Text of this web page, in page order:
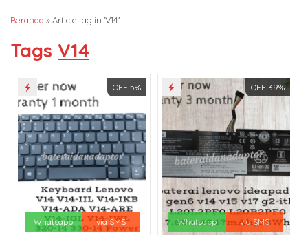
Beranda »Article tag in 'V14'
Tags V14
OFF 5%
Whatsapp via SMS
OFF 39%
Whatsapp via SMS